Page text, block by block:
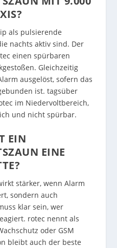
als pulsierende
nachts aktiv sind. Der
einen spürbaren
Gleichzeitig
ausgelöst, sofern das
ist. tagsüber
im Niedervoltbereich,
und nicht spürbar.
EIN
EINE
stärker, wenn Alarm
sondern auch
klar sein, wer
rotec nennt als
oder GSM
bleibt auch der beste